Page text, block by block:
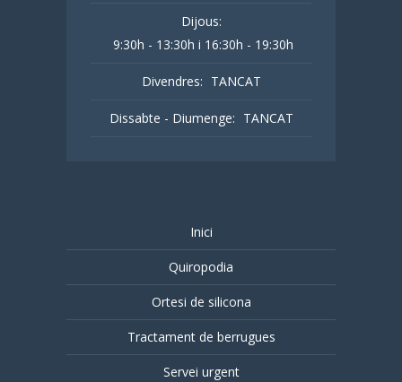
Dijous:
9:30h - 13:30h i 16:30h - 19:30h
Divendres: TANCAT
Dissabte - Diumenge: TANCAT
Inici
Quiropodia
Ortesi de silicona
Tractament de berrugues
Servei urgent